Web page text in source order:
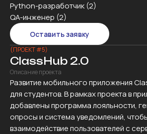
Python-разработчик (2)
QA-инженер (2)
Оставить заявку
(ПРОЕКТ #5)
ClassHub 2.0
Описание проекта
Развитие мобильного приложения
для студентов. В рамках проекта в
добавлены программа лояльности,
опросы и система уведомлений,
взаимодействие пользователей с